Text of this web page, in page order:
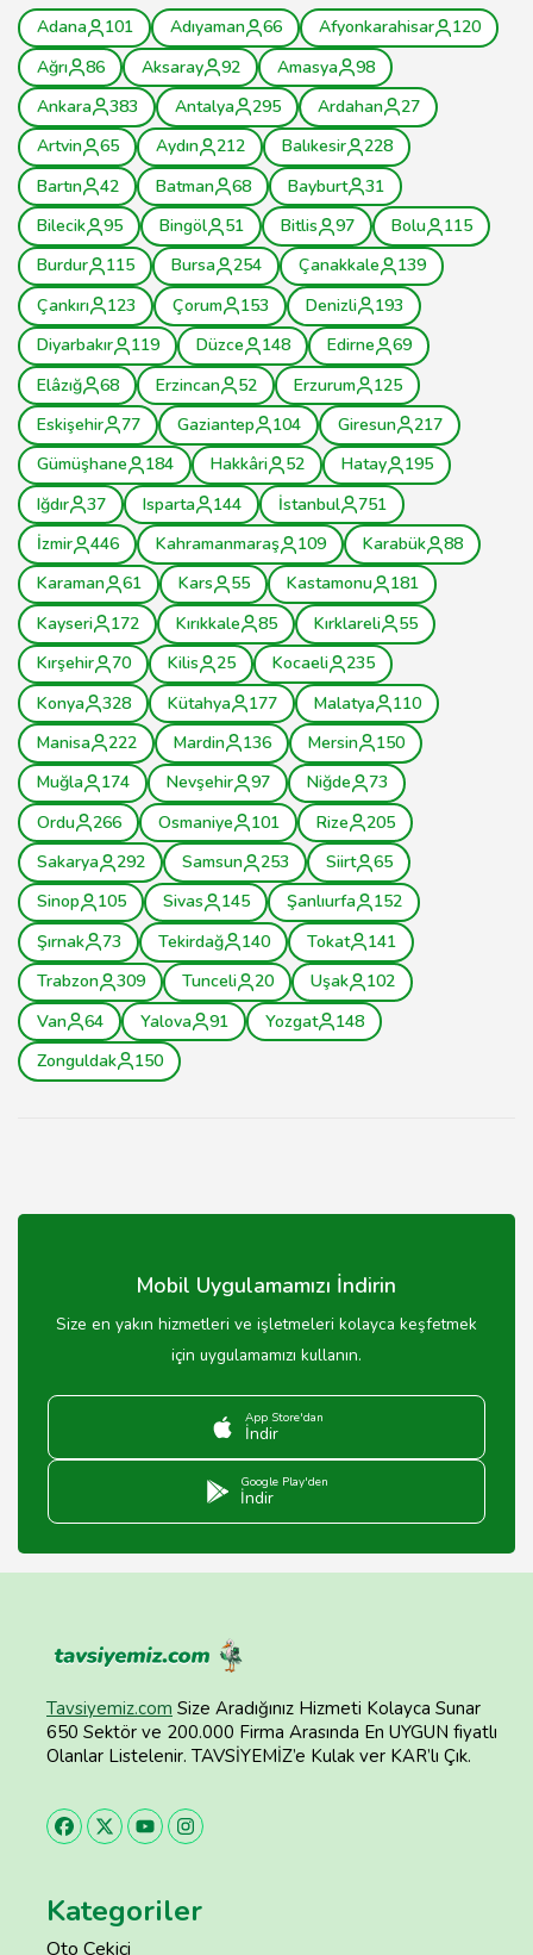
Adana 101 Adıyaman 66 Afyonkarahisar
120
Ağrı
86 Aksaray 92 Amasya
98
Ankara
383 Antalya 295 Ardahan
27
Artvin
65 Aydın 212 Balıkesir
228
Bartın
42 Batman 68 Bayburt
31
Bilecik
95 Bingöl 51 Bitlis 97 Bolu
115
Burdur
115 Bursa 254 Çanakkale
139
Çankırı
123 Çorum 153 Denizli
193
Diyarbakır
119 Düzce 148 Edirne
69
Elâzığ
68 Erzincan 52 Erzurum
125
Eskişehir
77 Gaziantep 104 Giresun
217
Gümüşhane
184 Hakkâri 52 Hatay
195
Iğdır
37 Isparta 144 İstanbul
751
İzmir
446 Kahramanmaraş 109 Karabük
88
Karaman
61 Kars 55 Kastamonu
181
Kayseri
172 Kırıkkale 85 Kırklareli
55
Kırşehir
70 Kilis 25 Kocaeli
235
Konya
328 Kütahya 177 Malatya
110
Manisa
222 Mardin 136 Mersin
150
Muğla
174 Nevşehir 97 Niğde
73
Ordu
266 Osmaniye 101 Rize
205
Sakarya
292 Samsun 253 Siirt
65
Sinop
105 Sivas 145 Şanlıurfa
152
Şırnak
73 Tekirdağ 140 Tokat
141
Trabzon
309 Tunceli 20 Uşak
102
Van
64 Yalova 91 Yozgat
148
Zonguldak
150
Mobil Uygulamamızı İndirin
Size en yakın hizmetleri ve işletmeleri kolayca keşfetmek
için uygulamamızı kullanın.
App Store'dan
İndir
Google Play'den
İndir
Tavsiyemiz.com Size Aradığınız Hizmeti Kolayca Sunar
650 Sektör ve 200.000 Firma Arasında En UYGUN fiyatlı
Olanlar Listelenir. TAVSİYEMİZ’e Kulak ver KAR’lı Çık.
Kategoriler
Oto Çekici